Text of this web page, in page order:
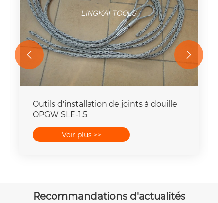
Outils d'installation de joints à douille
OPGW SLE-1.5
Voir plus >>
 
Recommandations d'actualités